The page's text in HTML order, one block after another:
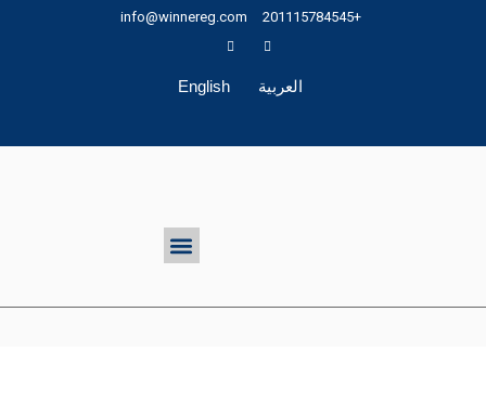
+201115784545
info@winnereg.com
العربية English
Menu